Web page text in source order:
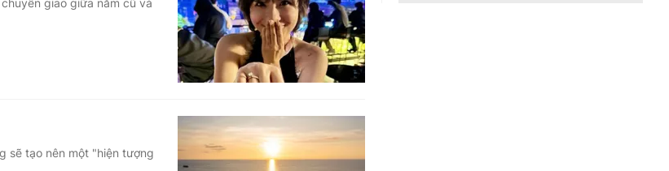
giao giữa năm cũ và
sẽ tạo nên một "hiện tượng